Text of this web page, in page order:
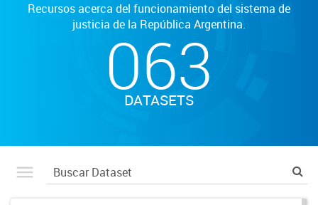
Recursos acerca del funcionamiento del sistema de
justicia de la República Argentina.
063
DATASETS